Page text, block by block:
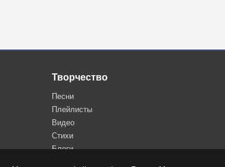
Творчество
Песни
Плейлисты
Видео
Стихи
Блоги